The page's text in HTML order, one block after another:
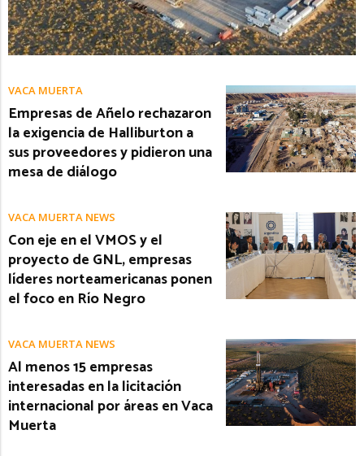
VACA MUERTA
Empresas de Añelo rechazaron
la exigencia de Halliburton a
sus proveedores y pidieron una
mesa de diálogo
VACA MUERTA NEWS
Con eje en el VMOS y el
proyecto de GNL, empresas
líderes norteamericanas ponen
el foco en Río Negro
VACA MUERTA NEWS
Al menos 15 empresas
interesadas en la licitación
internacional por áreas en Vaca
Muerta